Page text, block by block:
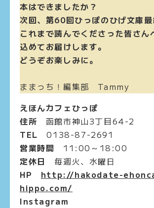
本はできましたか？
次回、第60回ひっぽのひげ文庫最
これまで読んでくださった皆さん
込めてお届けします。
どうぞお楽しみに。
ままっち！編集部 Tammy
えほんカフェひっぽ
住所
函館市神山3丁目64-2
TEL
0138-87-2691
営業時間
11:00～18:00
定休日
毎週火、水曜日
HP
http://hakodate-
hippo.com/
Instagram